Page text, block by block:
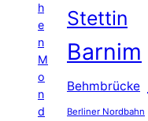
h
e
n
M
o
n
d
Stettin
Barnim
Behmbrücke
Berliner Nordbahn